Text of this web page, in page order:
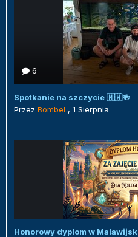
6
Spotkanie na szczycie 🇲🇼🍻
Przez BombeL , 1 Sierpnia